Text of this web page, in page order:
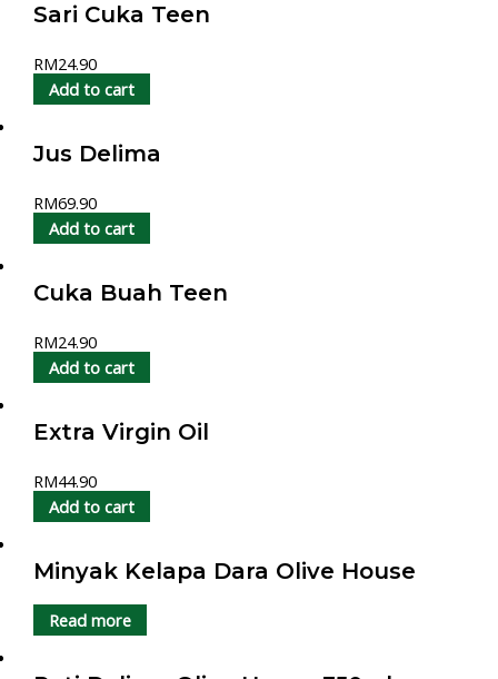
Sari Cuka Teen
RM24.90
Add to cart
Jus Delima
RM69.90
Add to cart
Cuka Buah Teen
RM24.90
Add to cart
Extra Virgin Oil
RM44.90
Add to cart
Minyak Kelapa Dara Olive House
Read more